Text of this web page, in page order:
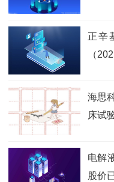
正辛
（
海思
床试
电解
股价